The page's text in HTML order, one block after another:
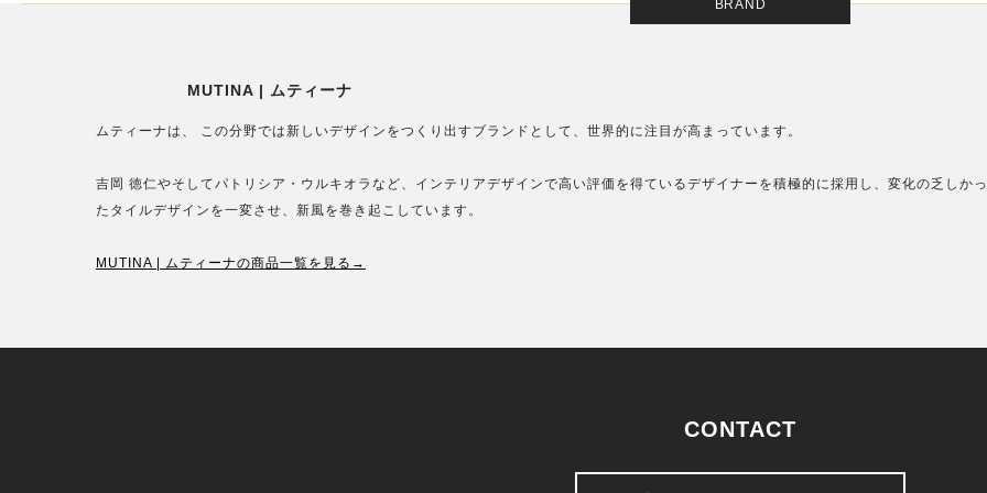
BRAND
MUTINA | ムティーナ
ムティーナは、 この分野では新しいデザインをつくり出すブランドとして、世界的に注目が高まっています。
吉岡 徳仁やそしてパトリシア・ウルキオラなど、インテリアデザインで高い評価を得ているデザイナーを積極的に採用し、変化の乏しかっ
たタイルデザインを一変させ、新風を巻き起こしています。
MUTINA | ムティーナの商品一覧を見る→
CONTACT